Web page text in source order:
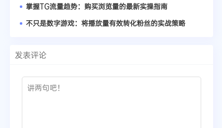
掌握TG流量趋势：购买浏览量的最新实操指南
不只是数字游戏：将播放量有效转化粉丝的实战策略
发表评论